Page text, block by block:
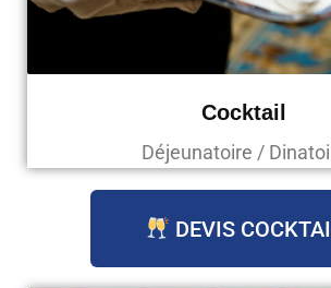
Cocktail
Déjeunatoire /
DEVIS